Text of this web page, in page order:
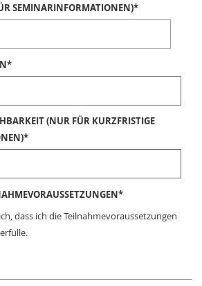
SEMINARINFORMATIONEN)*
*
(NUR FÜR KURZFRISTIGE
*
*
dass ich die Teilnahmevoraussetzungen